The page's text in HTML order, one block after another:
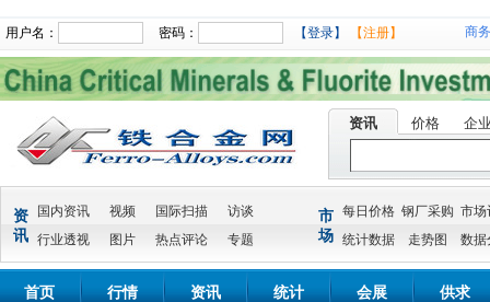
用户名： 密码： 【登录】 【注册】 商
资讯 价格 企
资
讯
国内资讯 视频 国际扫描
访谈
行业透视
图片 热点评论 专题
市
场
每日价格 钢厂采购 市场
统计数据
走势图 数据
首页 行情 资讯 统计 会展 供求